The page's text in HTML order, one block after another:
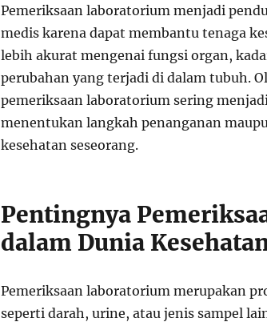
Pemeriksaan laboratorium menjadi
medis karena dapat membantu tenaga
lebih akurat mengenai fungsi organ,
perubahan yang terjadi di dalam tubuh.
pemeriksaan laboratorium sering
menentukan langkah penanganan
kesehatan seseorang.
Pentingnya
dalam Dunia
Pemeriksaan laboratorium merupakan
seperti darah, urine, atau jenis sampel